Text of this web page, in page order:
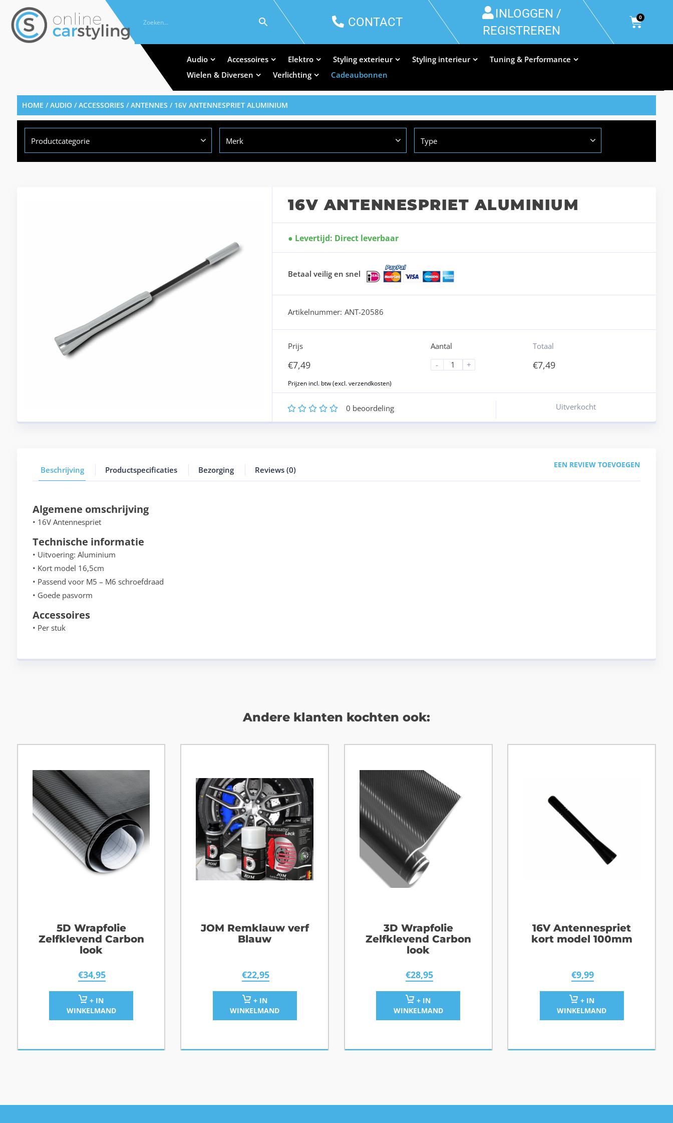
CONTACT
INLOGGEN /
REGISTREREN
0
Audio Accessoires Elektro Styling exterieur Styling interieur
Tuning & Performance
Wielen & Diversen
Verlichting Cadeaubonnen
HOME /AUDIO / ACCESSORIES /ANTENNES / 16V ANTENNESPRIET ALUMINIUM
Productcategorie Merk Type
16V ANTENNESPRIET ALUMINIUM
Levertijd: Direct leverbaar
Betaal veilig en snel
Artikelnummer: ANT-20586
Prijs
€7,49
Aantal
-
+
Totaal
€7,49
5
4
3
2 0 beoordeling Uitverkocht
Beschrijving Productspecificaties Bezorging Reviews (0)
EEN REVIEW TOEVOEGEN
Algemene omschrijving
• 16V Antennespriet
Technische informatie
• Uitvoering: Aluminium
• Kort model 16,5cm
• Passend voor M5 – M6 schroefdraad
• Goede pasvorm
Accessoires
• Per stuk
Andere klanten kochten ook:
5D Wrapfolie
Zelfklevend Carbon
look
€34,95
+ IN
WINKELMAND
JOM Remklauw verf
Blauw
€22,95
+ IN
WINKELMAND
3D Wrapfolie
Zelfklevend Carbon
look
€28,95
+ IN
WINKELMAND
16V Antennespriet
kort model 100mm
€9,99
+ IN
WINKELMAND